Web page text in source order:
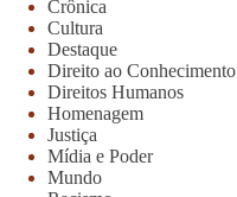
Crônica
Cultura
Destaque
Direito ao Conhecimento
Direitos Humanos
Homenagem
Justiça
Mídia e Poder
Mundo